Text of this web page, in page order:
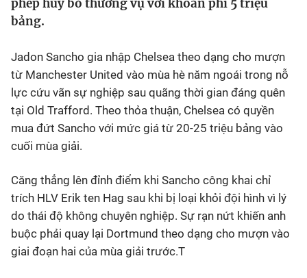
Sự kiện
Bóng đá
Thể thao Điện tử
Các môn khác
VIDEO
Bên lề
phép hủy bỏ thương vụ với khoản phí 5 triệu
bảng.
Jadon Sancho gia nhập Chelsea theo dạng cho mượn
từ Manchester United vào mùa hè năm ngoái trong nỗ
lực cứu vãn sự nghiệp sau quãng thời gian đáng quên
tại Old Trafford. Theo thỏa thuận, Chelsea có quyền
mua đứt Sancho với mức giá từ 20-25 triệu bảng vào
cuối mùa giải.
Căng thẳng lên đỉnh điểm khi Sancho công khai chỉ
trích HLV Erik ten Hag sau khi bị loại khỏi đội hình vì lý
do thái độ không chuyên nghiệp. Sự rạn nứt khiến anh
buộc phải quay lại Dortmund theo dạng cho mượn vào
giai đoạn hai của mùa giải trước.T